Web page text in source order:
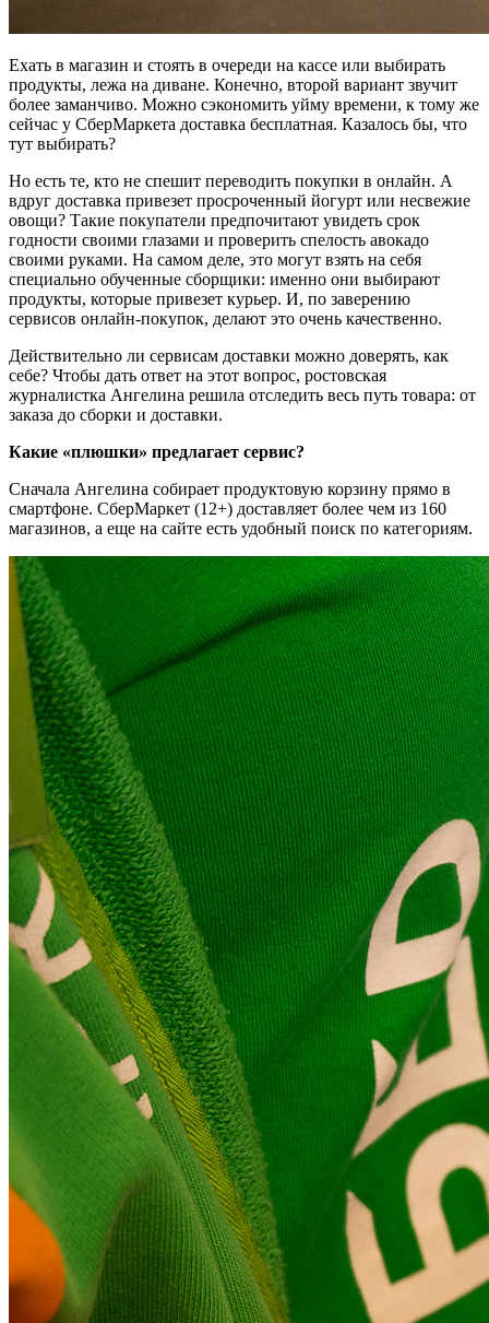
Ехать в магазин и стоять в очереди на кассе или выбирать
продукты, лежа на диване. Конечно, второй вариант звучит
более заманчиво. Можно сэкономить уйму времени, к тому же
сейчас у СберМаркета доставка бесплатная. Казалось бы, что
тут выбирать?
Но есть те, кто не спешит переводить покупки в онлайн. А
вдруг доставка привезет просроченный йогурт или несвежие
овощи? Такие покупатели предпочитают увидеть срок
годности своими глазами и проверить спелость авокадо
своими руками. На самом деле, это могут взять на себя
специально обученные сборщики: именно они выбирают
продукты, которые привезет курьер. И, по заверению
сервисов онлайн-покупок, делают это очень качественно.
Действительно ли сервисам доставки можно доверять, как
себе? Чтобы дать ответ на этот вопрос, ростовская
журналистка Ангелина решила отследить весь путь товара: от
заказа до сборки и доставки.
Какие «плюшки» предлагает сервис?
Сначала Ангелина собирает продуктовую корзину прямо в
смартфоне. СберМаркет (12+) доставляет более чем из 160
магазинов, а еще на сайте есть удобный поиск по категориям.